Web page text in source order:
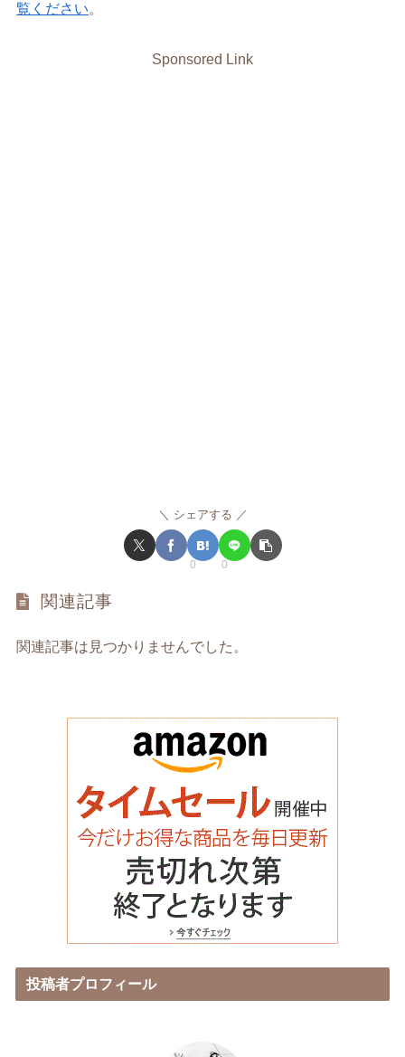
覧ください。
Sponsored Link
シェアする
0 0
関連記事
関連記事は見つかりませんでした。
投稿者プロフィール